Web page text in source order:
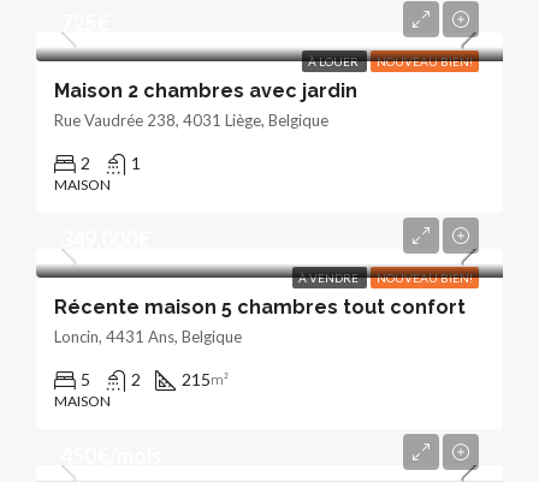
À LOUER NOUVEAU BIEN!
Maison 2 chambres avec jardin
Rue Vaudrée 238, 4031 Liège, Belgique
2 1
MAISON
À VENDRE NOUVEAU BIEN!
Récente maison 5 chambres tout confort
Loncin, 4431 Ans, Belgique
5 2 215m²
MAISON